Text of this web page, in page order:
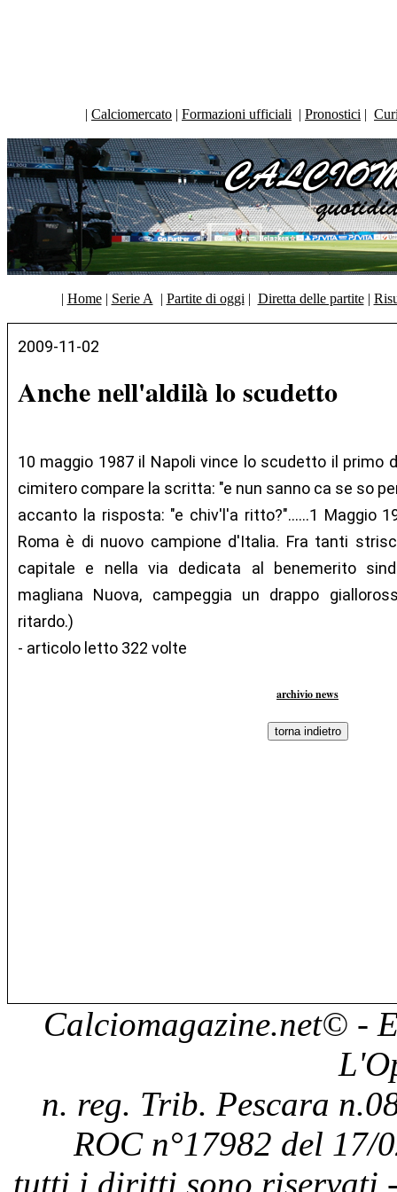
| Calciomercato | Formazioni ufficiali | Pronostici |
| Home| Serie A | Partite di oggi | Diretta delle partite|
2009-11-02
Anche nell'aldilà lo scudetto
10 maggio 1987 il Napoli vince lo scudetto il primo
cimitero compare la scritta: "e nun sanno ca se so
accanto la risposta: "e chiv'l'a ritto?"......1 Maggio
Roma è di nuovo campione d'Italia. Fra tanti
capitale e nella via dedicata al benemerito
magliana Nuova, campeggia un drappo
ritardo.)
- articolo letto 322 volte
archivio news
Calciomagazine.net© -
n. reg. Trib. Pescara
ROC n°17982 del 17/
tutti i diritti sono riservati